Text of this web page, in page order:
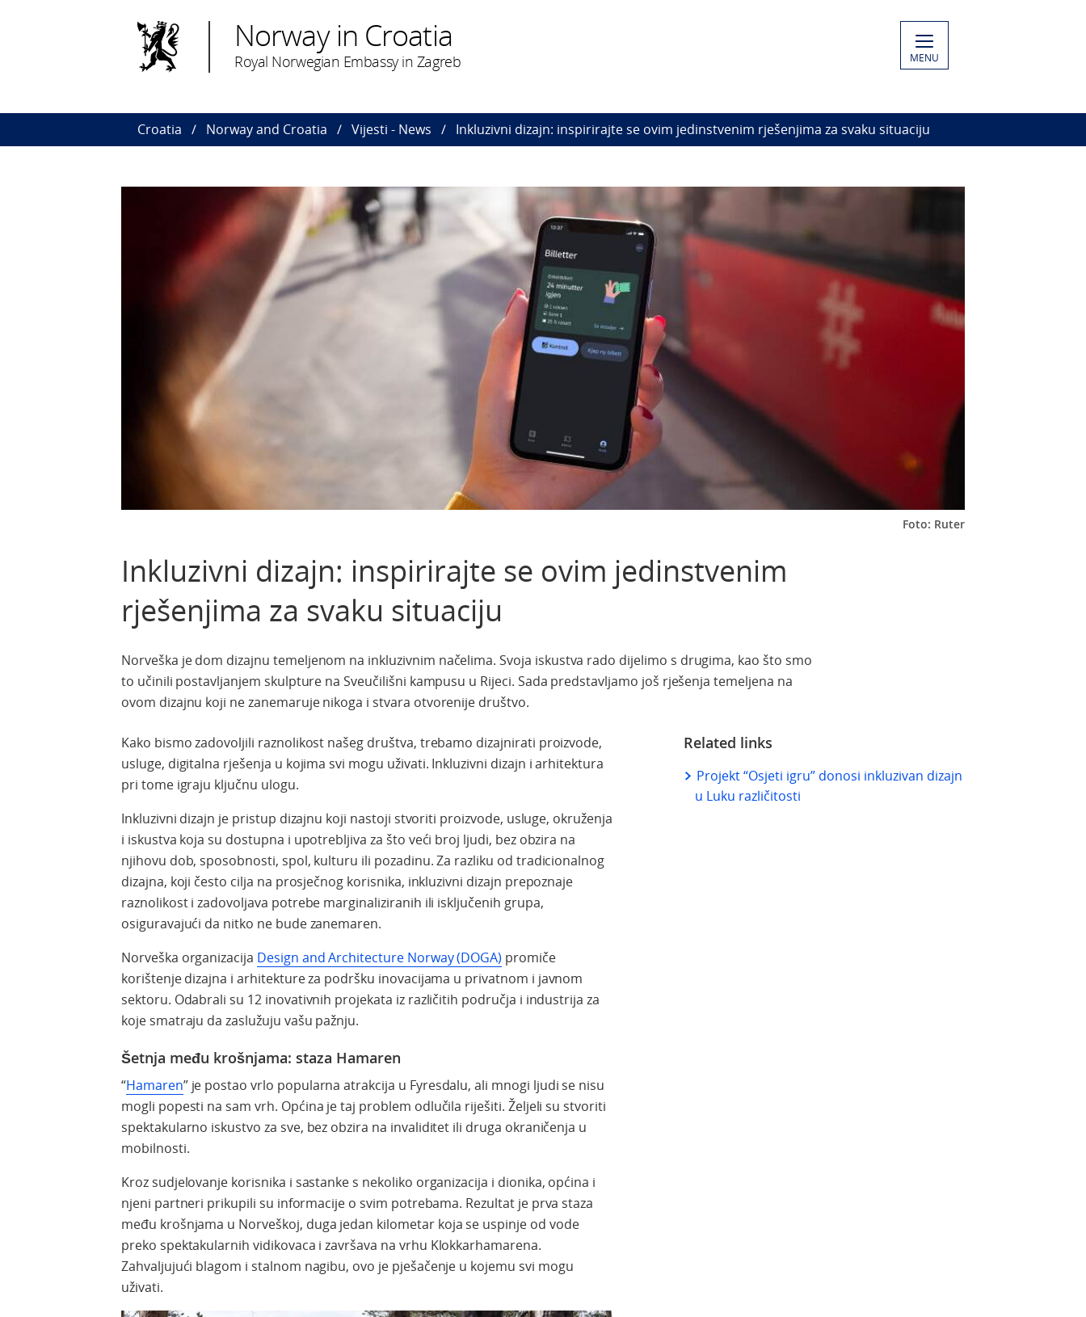
Norway in Croatia
Royal Norwegian Embassy in Zagreb MENU
Croatia Norway and Croatia Vijesti - News Inkluzivni dizajn: inspirirajte se ovim jedinstvenim rješenjima za svaku situaciju
Foto: Ruter
Inkluzivni dizajn: inspirirajte se ovim jedinstvenim
rješenjima za svaku situaciju
Norveška je dom dizajnu temeljenom na inkluzivnim načelima. Svoja iskustva rado dijelimo s drugima, kao što smo
to učinili postavljanjem skulpture na Sveučilišni kampusu u Rijeci. Sada predstavljamo još rješenja temeljena na
ovom dizajnu koji ne zanemaruje nikoga i stvara otvorenije društvo.
Kako bismo zadovoljili raznolikost našeg društva, trebamo dizajnirati proizvode,
usluge, digitalna rješenja u kojima svi mogu uživati. Inkluzivni dizajn i arhitektura
pri tome igraju ključnu ulogu.
Inkluzivni dizajn je pristup dizajnu koji nastoji stvoriti proizvode, usluge, okruženja
i iskustva koja su dostupna i upotrebljiva za što veći broj ljudi, bez obzira na
njihovu dob, sposobnosti, spol, kulturu ili pozadinu. Za razliku od tradicionalnog
dizajna, koji često cilja na prosječnog korisnika, inkluzivni dizajn prepoznaje
raznolikost i zadovoljava potrebe marginaliziranih ili isključenih grupa,
osiguravajući da nitko ne bude zanemaren.
Norveška organizacija Design and Architecture Norway (DOGA) promiče
korištenje dizajna i arhitekture za podršku inovacijama u privatnom i javnom
sektoru. Odabrali su 12 inovativnih projekata iz različitih područja i industrija za
koje smatraju da zaslužuju vašu pažnju.
Šetnja među krošnjama: staza Hamaren
“Hamaren” je postao vrlo popularna atrakcija u Fyresdalu, ali mnogi ljudi se nisu
mogli popesti na sam vrh. Općina je taj problem odlučila riješiti. Željeli su stvoriti
spektakularno iskustvo za sve, bez obzira na invaliditet ili druga okraničenja u
mobilnosti.
Kroz sudjelovanje korisnika i sastanke s nekoliko organizacija i dionika, općina i
njeni partneri prikupili su informacije o svim potrebama. Rezultat je prva staza
među krošnjama u Norveškoj, duga jedan kilometar koja se uspinje od vode
preko spektakularnih vidikovaca i završava na vrhu Klokkarhamarena.
Zahvaljujući blagom i stalnom nagibu, ovo je pješačenje u kojemu svi mogu
uživati.
Related links
Projekt “Osjeti igru” donosi inkluzivan dizajn
u Luku različitosti